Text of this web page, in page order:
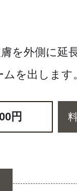
を外側に延
を出します
円